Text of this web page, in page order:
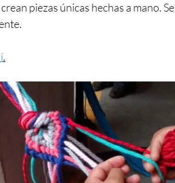
piezas únicas hechas a mano. Se
.